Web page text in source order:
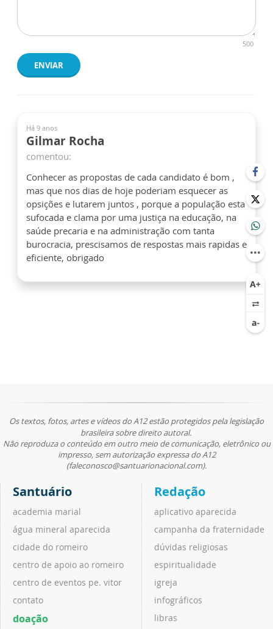
500
ENVIAR
Há 9 anos
Gilmar Rocha
comentou:
Conhecer as propostas de cada candidato é bom ,
mas que nos dias de hoje poderiam esquecer as
opsições e lutarem juntos , porque a população esta
sufocada e clama por uma justiça na educação, na
saúde precaria e na administração com tanta
burocracia, prescisamos de respostas mais rapidas e
eficiente, obrigado
Os textos, fotos, artes e vídeos do A12 estão protegidos pela legislação
brasileira sobre direito autoral.
Não reproduza o conteúdo em outro meio de comunicação, eletrônico ou
impresso, sem autorização expressa do A12
(faleconosco@santuarionacional.com).
Santuário
academia marial
água mineral aparecida
cidade do romeiro
centro de apoio ao romeiro
centro de eventos pe. vitor
contato
doação
Redação
aplicativo aparecida
campanha da fraternidade
dúvidas religiosas
espiritualidade
igreja
infográficos
libras